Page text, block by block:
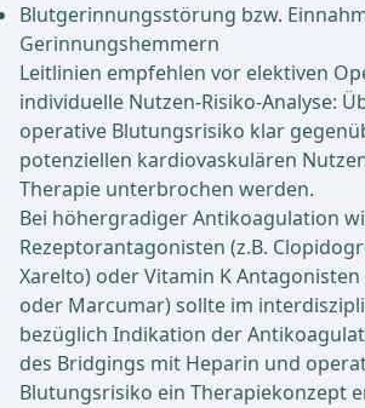
Blutgerinnungsstörung bzw.
Gerinnungshemmern
Leitlinien empfehlen vor elektiven
individuelle Nutzen-Risiko-Analyse:
operative Blutungsrisiko klar
potenziellen kardiovaskulären
Therapie unterbrochen werden.
Bei höhergradiger Antikoagulation
Rezeptorantagonisten (z.B.
Xarelto) oder Vitamin K Antagonisten
oder Marcumar) sollte im
bezüglich Indikation der
des Bridgings mit Heparin und
Blutungsrisiko ein Therapiekonzept